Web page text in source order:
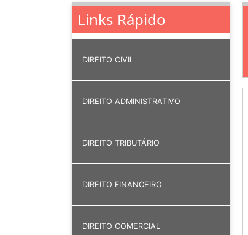
Links Rápido
DIREITO CIVIL
DIREITO ADMINISTRATIVO
DIREITO TRIBUTÁRIO
DIREITO FINANCEIRO
DIREITO COMERCIAL